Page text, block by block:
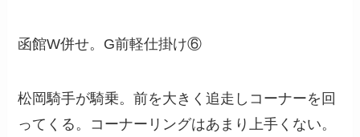
函館W併せ。G前軽仕掛け⑥
松岡騎手が騎乗。前を大きく追走しコーナーを回
ってくる。コーナーリングはあまり上手くない。